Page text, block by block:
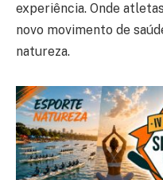
experiência. Onde
novo movimento de
natureza.